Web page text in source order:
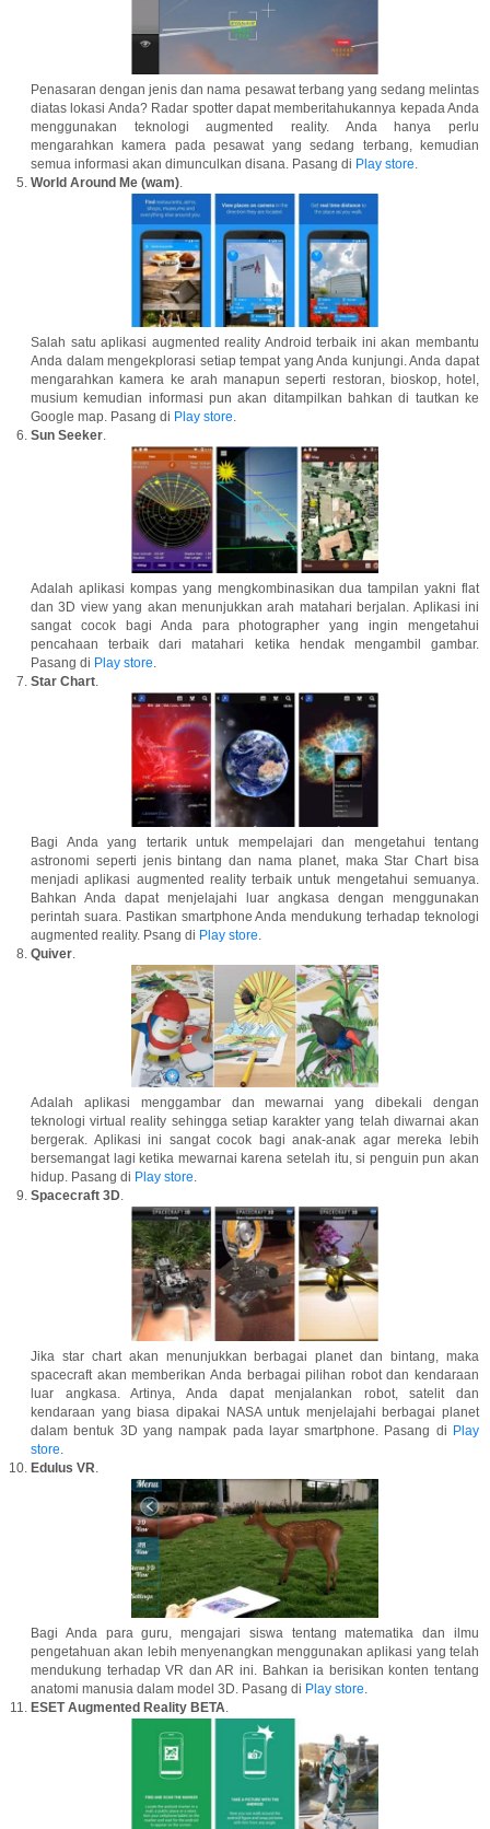
Penasaran dengan jenis dan nama pesawat terbang yang sedang melintas
diatas lokasi Anda? Radar spotter dapat memberitahukannya kepada Anda
menggunakan teknologi augmented reality. Anda hanya perlu
mengarahkan kamera pada pesawat yang sedang terbang, kemudian
semua informasi akan dimunculkan disana. Pasang di Play store.
World Around Me (wam).
Salah satu aplikasi augmented reality Android terbaik ini akan membantu
Anda dalam mengekplorasi setiap tempat yang Anda kunjungi. Anda dapat
mengarahkan kamera ke arah manapun seperti restoran, bioskop, hotel,
musium kemudian informasi pun akan ditampilkan bahkan di tautkan ke
Google map. Pasang di Play store.
Sun Seeker.
Adalah aplikasi kompas yang mengkombinasikan dua tampilan yakni flat
dan 3D view yang akan menunjukkan arah matahari berjalan. Aplikasi ini
sangat cocok bagi Anda para photographer yang ingin mengetahui
pencahaan terbaik dari matahari ketika hendak mengambil gambar.
Pasang di Play store.
Star Chart.
Bagi Anda yang tertarik untuk mempelajari dan mengetahui tentang
astronomi seperti jenis bintang dan nama planet, maka Star Chart bisa
menjadi aplikasi augmented reality terbaik untuk mengetahui semuanya.
Bahkan Anda dapat menjelajahi luar angkasa dengan menggunakan
perintah suara. Pastikan smartphone Anda mendukung terhadap teknologi
augmented reality. Psang di Play store.
Quiver.
Adalah aplikasi menggambar dan mewarnai yang dibekali dengan
teknologi virtual reality sehingga setiap karakter yang telah diwarnai akan
bergerak. Aplikasi ini sangat cocok bagi anak-anak agar mereka lebih
bersemangat lagi ketika mewarnai karena setelah itu, si penguin pun akan
hidup. Pasang di Play store.
Spacecraft 3D.
Jika star chart akan menunjukkan berbagai planet dan bintang, maka
spacecraft akan memberikan Anda berbagai pilihan robot dan kendaraan
luar angkasa. Artinya, Anda dapat menjalankan robot, satelit dan
kendaraan yang biasa dipakai NASA untuk menjelajahi berbagai planet
dalam bentuk 3D yang nampak pada layar smartphone. Pasang di Play
store.
Edulus VR.
Bagi Anda para guru, mengajari siswa tentang matematika dan ilmu
pengetahuan akan lebih menyenangkan menggunakan aplikasi yang telah
mendukung terhadap VR dan AR ini. Bahkan ia berisikan konten tentang
anatomi manusia dalam model 3D. Pasang di Play store.
ESET Augmented Reality BETA.